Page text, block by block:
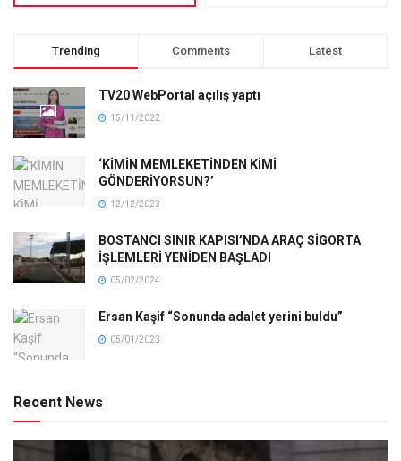
Trending Comments Latest
TV20 WebPortal açılış yaptı
15/11/2022
‘KİMİN MEMLEKETİNDEN KİMİ
GÖNDERİYORSUN?’
12/12/2023
BOSTANCI SINIR KAPISI’NDA ARAÇ SİGORTA
İŞLEMLERİ YENİDEN BAŞLADI
05/02/2024
Ersan Kaşif “Sonunda adalet yerini buldu”
05/01/2023
Recent News